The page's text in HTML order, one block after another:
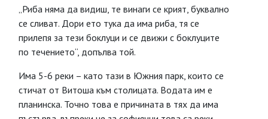
„Риба няма да видиш, те винаги се крият, буквално
се сливат. Дори ето тука да има риба, тя се
прилепя за тези боклуци и се движи с боклуците
по течението“, допълва той.
Има 5-6 реки – като тази в Южния парк, които се
стичат от Витоша към столицата. Водата им е
планинска. Точно това е причината в тях да има